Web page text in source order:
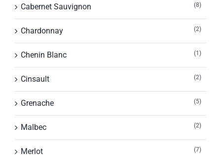
Cabernet Sauvignon (8)
Chardonnay (2)
Chenin Blanc (1)
Cinsault (2)
Grenache (5)
Malbec (2)
Merlot (7)